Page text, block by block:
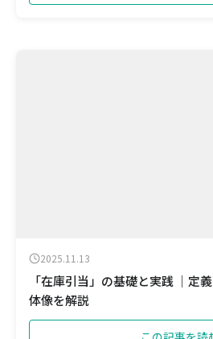
2025.11.13
「在庫引当」の基礎と実践 ｜定
体像を解説